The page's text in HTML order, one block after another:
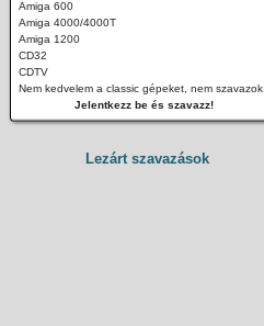
Amiga 600
Amiga 4000/4000T
Amiga 1200
CD32
CDTV
Nem kedvelem a classic gépeket, nem szavazok.
Jelentkezz be és szavazz!
Lezárt szavazások